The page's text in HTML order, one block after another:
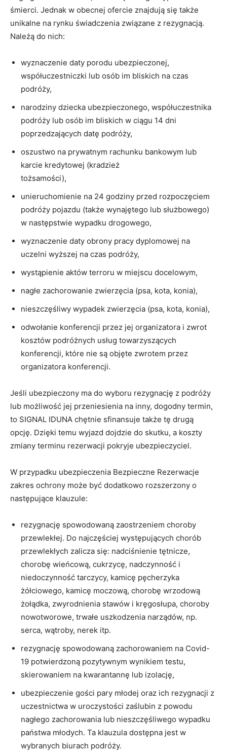
śmierci. Jednak w obecnej ofercie znajdują się także
unikalne na rynku świadczenia związane z rezygnacją.
Należą do nich:
wyznaczenie daty porodu ubezpieczonej,
współuczestniczki lub osób im bliskich na czas
podróży,
narodziny dziecka ubezpieczonego, współuczestnika
podróży lub osób im bliskich w ciągu 14 dni
poprzedzających datę podróży,
oszustwo na prywatnym rachunku bankowym lub
karcie kredytowej (kradzież
tożsamości),
unieruchomienie na 24 godziny przed rozpoczęciem
podróży pojazdu (także wynajętego lub służbowego)
w następstwie wypadku drogowego,
wyznaczenie daty obrony pracy dyplomowej na
uczelni wyższej na czas podróży,
wystąpienie aktów terroru w miejscu docelowym,
nagłe zachorowanie zwierzęcia (psa, kota, konia),
nieszczęśliwy wypadek zwierzęcia (psa, kota, konia),
odwołanie konferencji przez jej organizatora i zwrot
kosztów podróżnych usług towarzyszących
konferencji, które nie są objęte zwrotem przez
organizatora konferencji.
Jeśli ubezpieczony ma do wyboru rezygnację z podróży
lub możliwość jej przeniesienia na inny, dogodny termin,
to SIGNAL IDUNA chętnie sfinansuje także tę drugą
opcję. Dzięki temu wyjazd dojdzie do skutku, a koszty
zmiany terminu rezerwacji pokryje ubezpieczyciel.
W przypadku ubezpieczenia Bezpieczne Rezerwacje
zakres ochrony może być dodatkowo rozszerzony o
następujące klauzule:
rezygnację spowodowaną zaostrzeniem choroby
przewlekłej. Do najczęściej występujących chorób
przewlekłych zalicza się: nadciśnienie tętnicze,
chorobę wieńcową, cukrzycę, nadczynność i
niedoczynność tarczycy, kamicę pęcherzyka
żółciowego, kamicę moczową, chorobę wrzodową
żołądka, zwyrodnienia stawów i kręgosłupa, choroby
nowotworowe, trwałe uszkodzenia narządów, np.
serca, wątroby, nerek itp.
rezygnację spowodowaną zachorowaniem na Covid-
19 potwierdzoną pozytywnym wynikiem testu,
skierowaniem na kwarantannę lub izolację,
ubezpieczenie gości pary młodej oraz ich rezygnacji z
uczestnictwa w uroczystości zaślubin z powodu
nagłego zachorowania lub nieszczęśliwego wypadku
państwa młodych. Ta klauzula dostępna jest w
wybranych biurach podróży.
Miło Cię widzieć. Zapisz się
na newsletter
ubezpieczeniowy!
Codzienny newsletter
(pn-pt)
Szkolenia i konferencje
Nowe produkty